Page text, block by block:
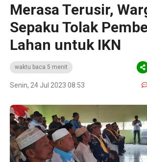
Merasa Terusir,
Sepaku Tolak
Lahan untuk IKN
waktu baca 5 menit
Senin, 24 Jul 2023 08:53